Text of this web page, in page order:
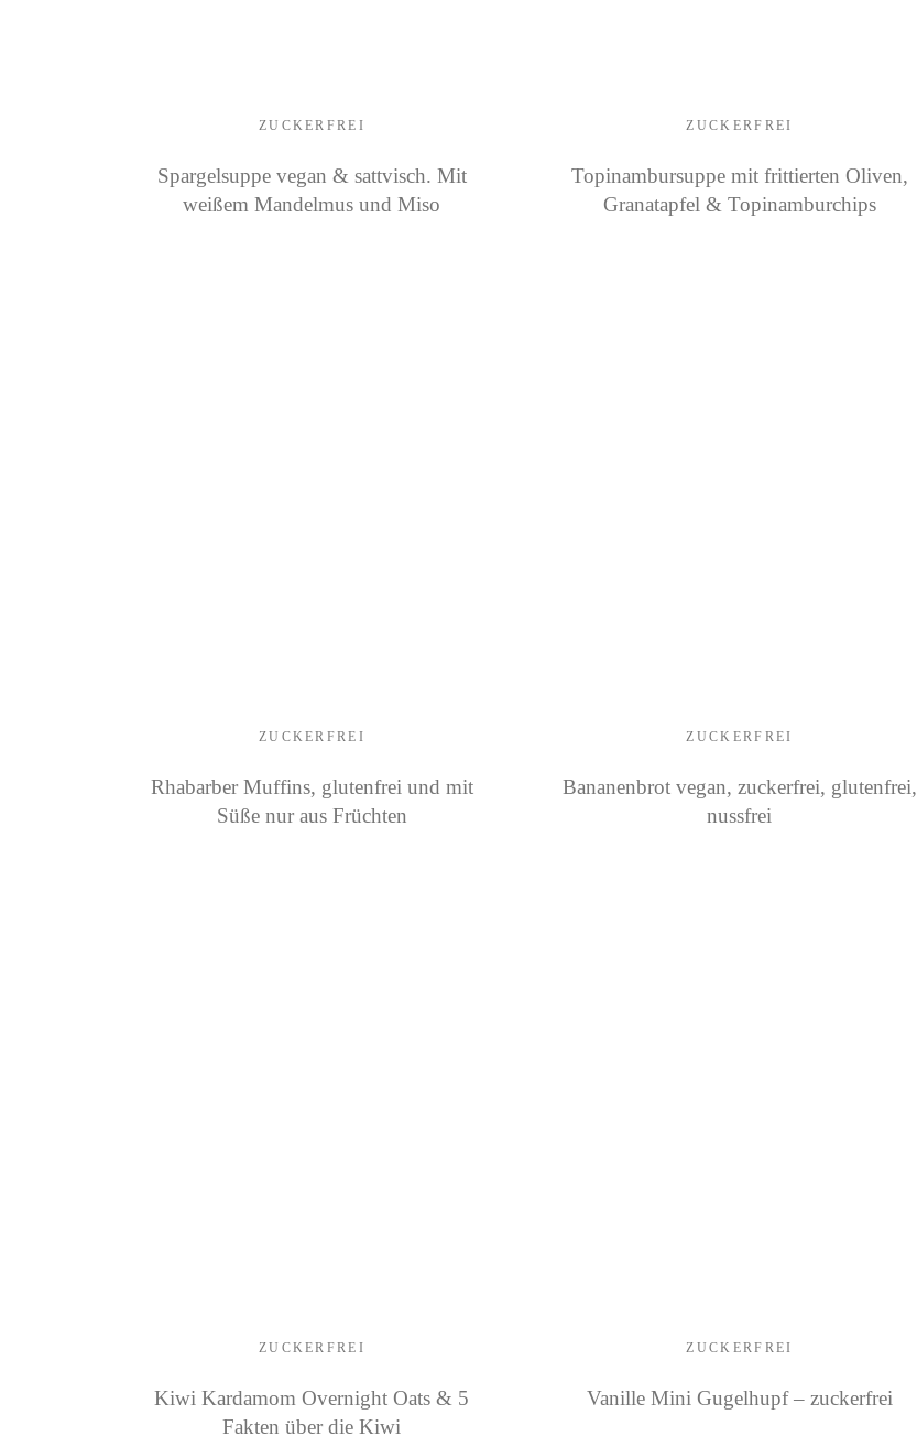
ZUCKERFREI
Spargelsuppe vegan & sattvisch. Mit
weißem Mandelmus und Miso
ZUCKERFREI
Topinambursuppe mit frittierten Oliven,
Granatapfel & Topinamburchips
ZUCKERFREI
Rhabarber Muffins, glutenfrei und mit
Süße nur aus Früchten
ZUCKERFREI
Bananenbrot vegan, zuckerfrei, glutenfrei,
nussfrei
ZUCKERFREI
Kiwi Kardamom Overnight Oats & 5
Fakten über die Kiwi
ZUCKERFREI
Vanille Mini Gugelhupf – zuckerfrei